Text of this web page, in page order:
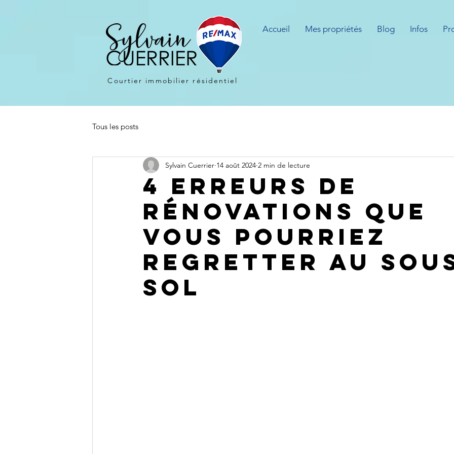
Accueil Mes propriétés Blog Infos
Courtier immobilier résidentiel
Tous les posts
4 erreurs de
rénovations que
vous pourriez
regretter au
sol
Sylvain Cuerrier 14 août 2024 2 min de lecture